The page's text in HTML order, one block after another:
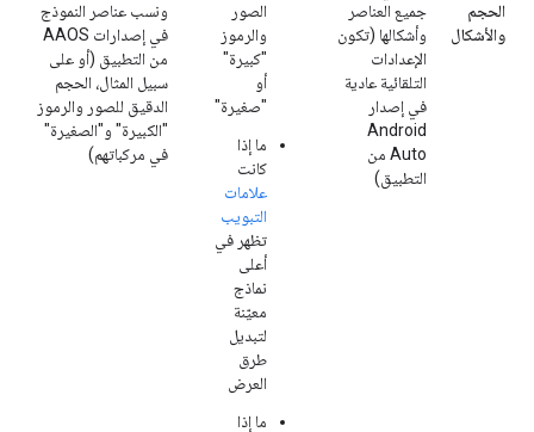
الحجم
والأشكال
جميع العناصر
وأشكالها (تكون
الإعدادات
التلقائية عادية
في إصدار
Android
Auto من
التطبيق)
الصور
والرموز
"كبيرة"
أو
"صغيرة"
ما إذا
كانت
علامات
التبويب
تظهر في
أعلى
نماذج
معيّنة
لتبديل
طرق
العرض
ما إذا
ونسب عناصر النموذج
في إصدارات AAOS
من التطبيق (أو على
سبيل المثال، الحجم
الدقيق للصور والرموز
"الكبيرة" و"الصغيرة"
في مركباتهم)